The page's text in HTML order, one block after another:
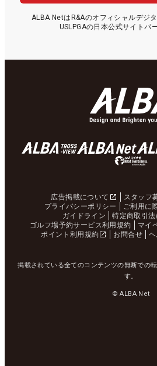
ALBA NetはR&Aのオフィシャルデジ
USLPGAの日本公式サイトパ
広告掲載について スタッフ
プライバシーポリシー
ご利用に
ガイドライン
特定商取引
ゴルフ場予約サービス利用規約
マイ
ポイント利用規約
お問合せ
掲載されている全てのコンテンツの無断での
す。
© ALBA Net